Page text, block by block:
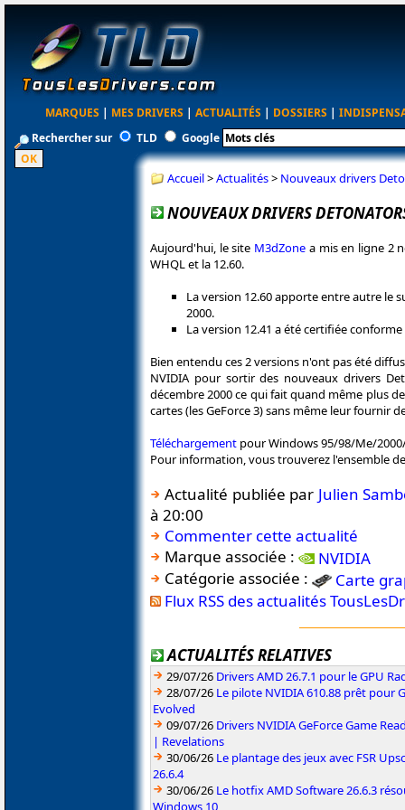
MARQUES | MES DRIVERS | ACTUALITÉS | DOSSIERS |
Rechercher sur
TLD Google
Accueil>Actualités> Nouveaux drivers
NOUVEAUX DRIVERS
Aujourd'hui, le site M3dZone a mis en ligne 2
WHQL et la 12.60.
La version 12.60 apporte entre autre le
2000.
La version 12.41 a été certifiée
Bien entendu ces 2 versions n'ont pas été
NVIDIA pour sortir des nouveaux drivers
décembre 2000 ce qui fait quand même plus
cartes (les GeForce 3) sans même leur fournir
Téléchargement pour Windows 95/98/Me/
Pour information, vous trouverez l'ensemble
Actualité publiée par Julien
à 20:00
Commenter cette actualité
Marque associée :
NVIDIA
Catégorie associée :
Carte
Flux RSS des actualités
ACTUALITÉS RELATIVES
29/07/26 Drivers AMD 26.7.1 pour le GPU
28/07/26 Le pilote NVIDIA 610.88 prêt pour
Evolved
09/07/26 Drivers NVIDIA GeForce Game
| Revelations
30/06/26 Le plantage des jeux avec FSR
26.6.4
30/06/26 Le hotfix AMD Software 26.6.3
Windows 10